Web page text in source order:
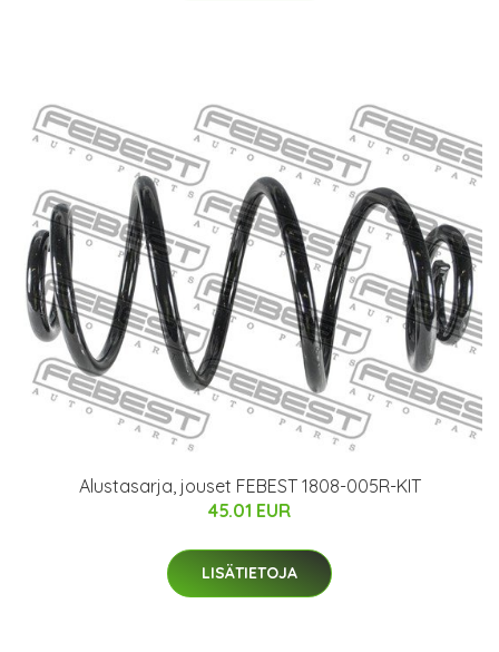
Alustasarja, jouset FEBEST 1808-005R-KIT
45.01 EUR
LISÄTIETOJA